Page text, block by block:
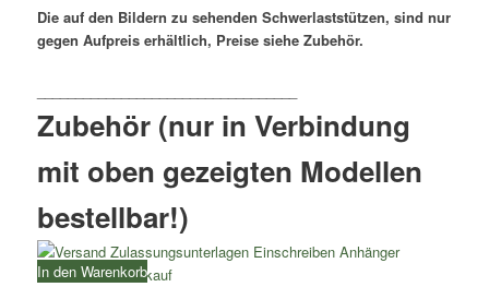
Die auf den Bildern zu sehenden Schwerlaststützen, sind nur
gegen Aufpreis erhältlich, Preise siehe Zubehör.
Zubehör (nur in Verbindung
mit oben gezeigten Modellen
bestellbar!)
In den Warenkorb